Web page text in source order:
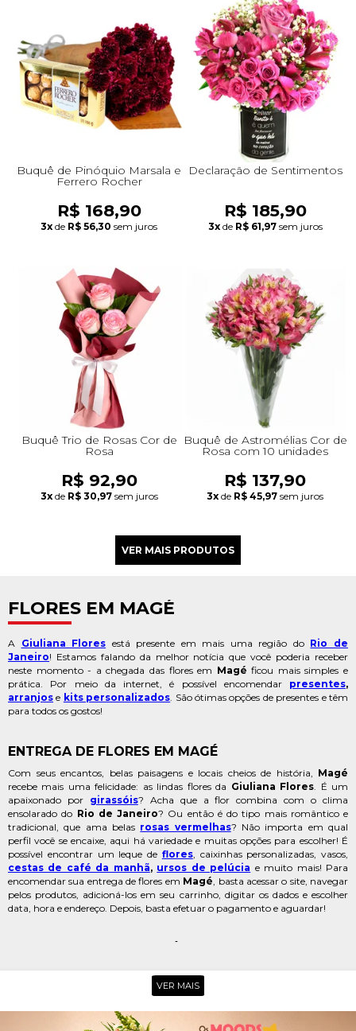
Buquê de Pinóquio Marsala e
Ferrero Rocher
R$ 168,90
3x de R$ 56,30 sem juros
Declaração de Sentimentos
R$ 185,90
3x de R$ 61,97 sem juros
Buquê Trio de Rosas Cor de
Rosa
R$ 92,90
3x de R$ 30,97 sem juros
Buquê de Astromélias Cor de
Rosa com 10 unidades
R$ 137,90
3x de R$ 45,97 sem juros
FLORES EM MAGÉ
A Giuliana Flores está presente em mais uma região do Rio de
Janeiro! Estamos falando da melhor notícia que você poderia receber
neste momento - a chegada das flores em Magé ficou mais simples e
prática. Por meio da internet, é possível encomendar presentes,
arranjos e kits personalizados . São ótimas opções de presentes e têm
para todos os gostos!
ENTREGA DE FLORES EM MAGÉ
Com seus encantos, belas paisagens e locais cheios de história, Magé
recebe mais uma felicidade: as lindas flores da Giuliana Flores . É um
apaixonado por girassóis? Acha que a flor combina com o clima
ensolarado do Rio de Janeiro? Ou então é do tipo mais romântico e
tradicional, que ama belas rosas vermelhas? Não importa em qual
perfil você se encaixe, aqui há variedade e muitas opções para escolher! É
possível encontrar um leque de flores, caixinhas personalizadas, vasos,
cestas de café da manh, ursos de pelúcia e muito mais! Para
encomendar sua entrega de flores em Magé , basta acessar o site, navegar
pelos produtos, adicioná-los em seu carrinho, digitar os dados e escolher
data, hora e endereço. Depois, basta efetuar o pagamento e aguardar!
para realizar entrega de flores emMagé
Giuliana Flores
novos, vivos, perfumados e encantadores. Ainda há uma parceria incrível
com floristas locais para deixar o
presente ainda melhor.
VER MAIS